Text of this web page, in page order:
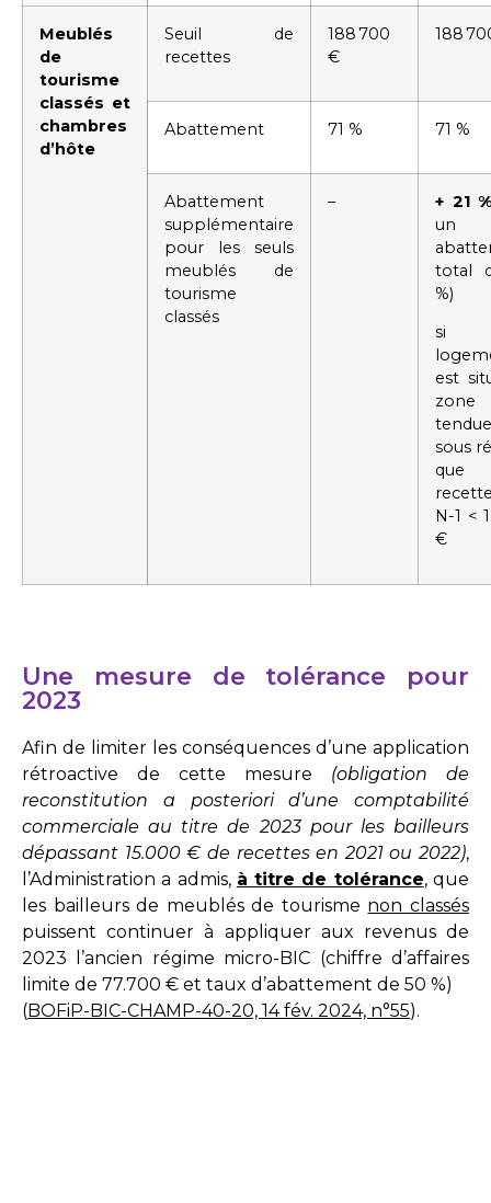
Meublés
de
tourisme
classés et
chambres
d’hôte
Seuil de
recettes
188 700
€
188
Abattement 71 % 71 %
Abattement
supplémentaire
pour les seuls
meublés de
tourisme
classés
–
+ 21
un
total
%)
si
est
sous
N-1 <
€
Une mesure de tolérance pour
2023
Afin de limiter les conséquences d’une application
rétroactive de cette mesure (obligation de
reconstitution a posteriori d’une comptabilité
commerciale au titre de 2023 pour les bailleurs
dépassant 15.000 € de recettes en 2021 ou 2022),
l’Administration a admis, à titre de tolérance, que
les bailleurs de meublés de tourisme non classés
puissent continuer à appliquer aux revenus de
2023 l’ancien régime micro-BIC (chiffre d’affaires
limite de 77.700 € et taux d’abattement de 50 %)
(BOFiP-BIC-CHAMP-40-20, 14 fév. 2024, n°55).